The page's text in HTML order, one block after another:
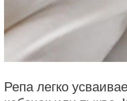
Репа легко